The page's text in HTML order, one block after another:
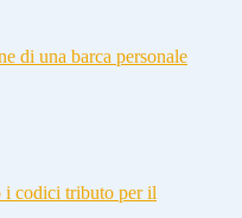
di una barca personale
codici tributo per il